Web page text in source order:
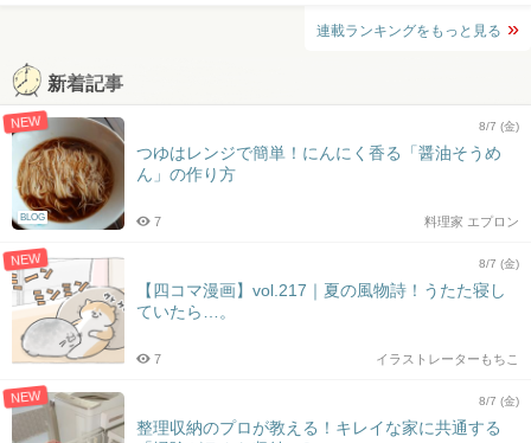
連載ランキングをもっと見る
新着記事
NEW
BLOG
8/7 (金)
つゆはレンジで簡単！にんにく香る「醤油そうめ
ん」の作り方
料理家 エプロン
7
NEW 8/7 (金)
【四コマ漫画】vol.217｜夏の風物詩！うたた寝し
ていたら…。
イラストレーターもちこ
7
NEW 8/7 (金)
整理収納のプロが教える！キレイな家に共通する